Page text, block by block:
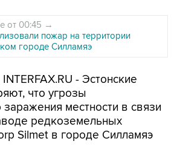
от 00:45 →
пожар на территории
городе Силламяэ
- Эстонские
что угрозы
заражения местности в связи
редкоземельных
Silmet в городе Силламяэ